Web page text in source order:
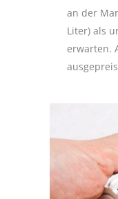
an der
Liter) als
erwarten.